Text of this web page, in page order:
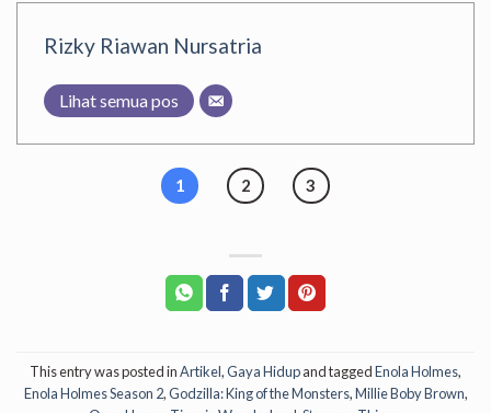
Rizky Riawan Nursatria
Lihat semua pos
1 2 3
This entry was posted inArtikel,Gaya Hidupand taggedEnola Holmes,
Enola Holmes Season 2,Godzilla: King of the Monsters,Millie Boby Brown,